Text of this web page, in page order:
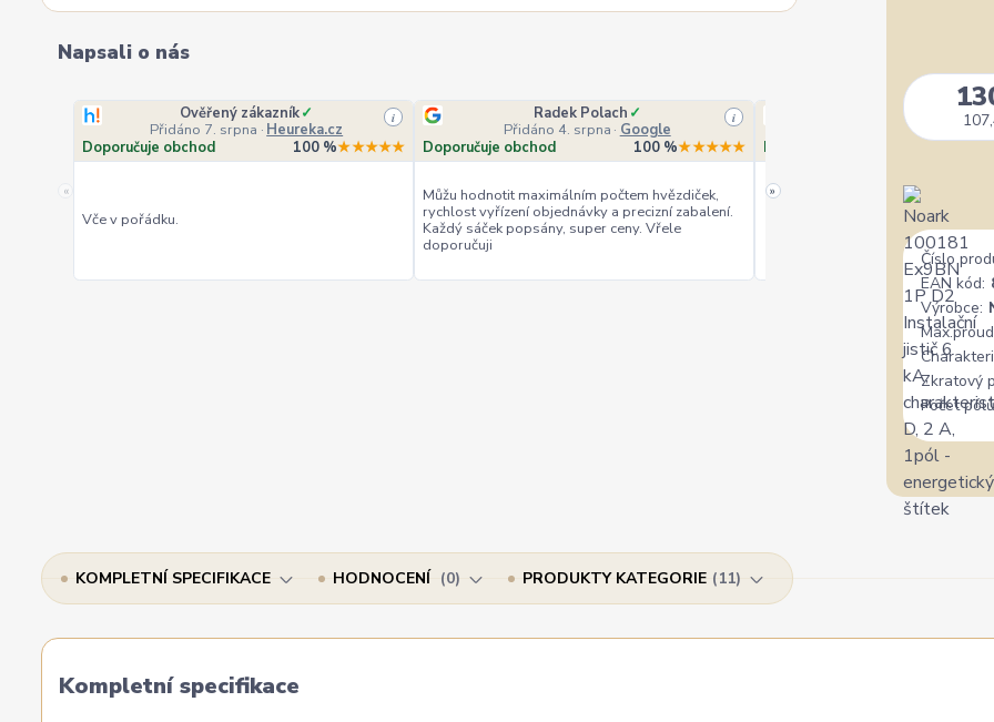
Napsali o nás
«
Ověřený zákazník✓
Přidáno 7. srpna · Heureka.cz
i
Doporučuje obchod 100 %★★★★★
Vče v pořádku.
Radek Polach ✓
Přidáno 4. srpna · Google
i
Doporučuje obchod 100 %★★★★★
Můžu hodnotit maximálním počtem hvězdiček,
rychlost vyřízení objednávky a precizní zabalení.
Každý sáček popsány, super ceny. Vřele
doporučuji
Ověřený zákazník✓
Přidáno 4. srpna
Doporučuje obchod
+ ceny
»
Číslo
EAN kód:
Výrobce:
Zkratový
Počet
KOMPLETNÍ SPECIFIKACE HODNOCENÍ 0 PRODUKTY KATEGORIE 11
Kompletní specifikace